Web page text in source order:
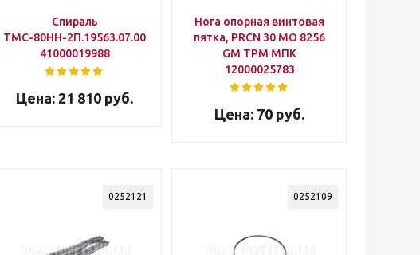
Спираль
ТМС-80НН-2П.19563.07.00.001
41000019988
21 810 руб.
Нога опорная винтовая
пятка, PRCN 30 MO 8256
GM ТРМ МПК
12000025783
70 руб.
0252121 0252109